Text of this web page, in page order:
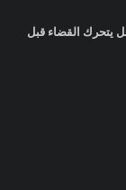
يتحرك القضاء قبل